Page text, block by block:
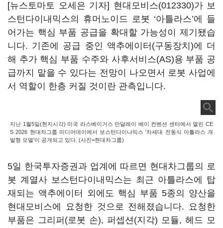
[뉴스토마토 오세은 기자] 현대모비스(012330)가 보
스턴다이내믹스의 휴머노이드 로봇 ‘아틀라스’에 들
어가는 핵심 부품 공급을 확대할 가능성이 제기됐습
니다. 기존에 공급 중인 액추에이터(구동장치)에 더
해 추가 핵심 부품 수주와 사후서비스(AS)용 부품 공
급까지 맡을 수 있다는 전망이 나오면서 로봇 사업에
서 역할이 한층 커질 것이란 관측입니다.
지난 1월5일(현지시각) 미국 라스베이거스 만달레이 베이 컨벤션 센터에서 열린 CE
S 2026 현대차그룹 미디어데이에서 보스턴다이나믹스 '차세대 전동식 아틀라스 개
발형 모델'이 공개되고 있다. (사진=현대차그룹)
5일 한국투자증권과 업계에 따르면 현대차그룹의 로
봇 계열사 보스턴다이내믹스는 최근 아틀라스에 탑
재되는 액추에이터 외에도 핵심 부품 5종의 양산을
현대모비스에 요청한 것으로 전해졌습니다. 요청한
부품은 그리퍼(로봇 손), 퍼셉션(지각) 모듈, 헤드 모